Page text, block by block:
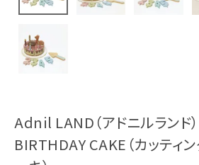
Adnil LAND（アドニルランド
BIRTHDAY CAKE（カッティ